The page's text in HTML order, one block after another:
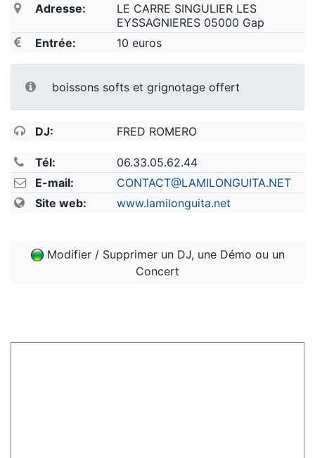
Adresse:
LE CARRE SINGULIER LES
EYSSAGNIERES 05000 Gap
Entrée:
10 euros
boissons softs et grignotage offert
DJ: FRED ROMERO
Tél:
06.33.05.62.44
E-mail:
CONTACT@LAMILONGUITA.NET
Site web:
www.lamilonguita.net
Modifier / Supprimer un DJ, une Démo ou un
Concert